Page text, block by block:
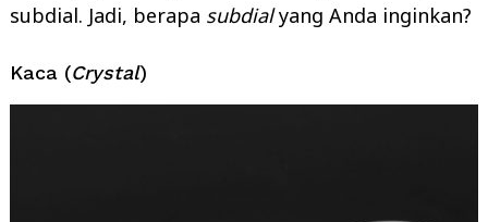
subdial. Jadi, berapa subdialyang Anda inginkan?
Kaca (Crystal)
Search